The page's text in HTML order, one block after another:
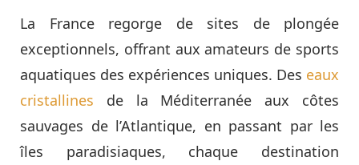
La France regorge de sites de plongée
exceptionnels, offrant aux amateurs de sports
aquatiques des expériences uniques. Des eaux
cristallines de la Méditerranée aux côtes
sauvages de l’Atlantique, en passant par les
îles paradisiaques, chaque destination